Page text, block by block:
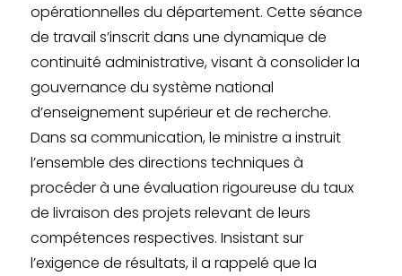
opérationnelles du département. Cette séance
de travail s’inscrit dans une dynamique de
continuité administrative, visant à consolider la
gouvernance du système national
d’enseignement supérieur et de recherche.
Dans sa communication, le ministre a instruit
l’ensemble des directions techniques à
procéder à une évaluation rigoureuse du taux
de livraison des projets relevant de leurs
compétences respectives. Insistant sur
l’exigence de résultats, il a rappelé que la